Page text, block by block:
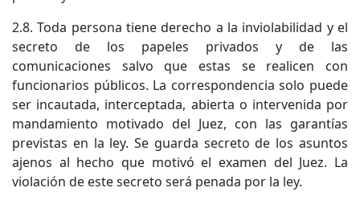
2.8. Toda persona tiene derecho a la inviolabilidad y el
secreto de los papeles privados y de las
comunicaciones salvo que estas se realicen con
funcionarios públicos. La correspondencia solo puede
ser incautada, interceptada, abierta o intervenida por
mandamiento motivado del Juez, con las garantías
previstas en la ley. Se guarda secreto de los asuntos
ajenos al hecho que motivó el examen del Juez. La
violación de este secreto será penada por la ley.